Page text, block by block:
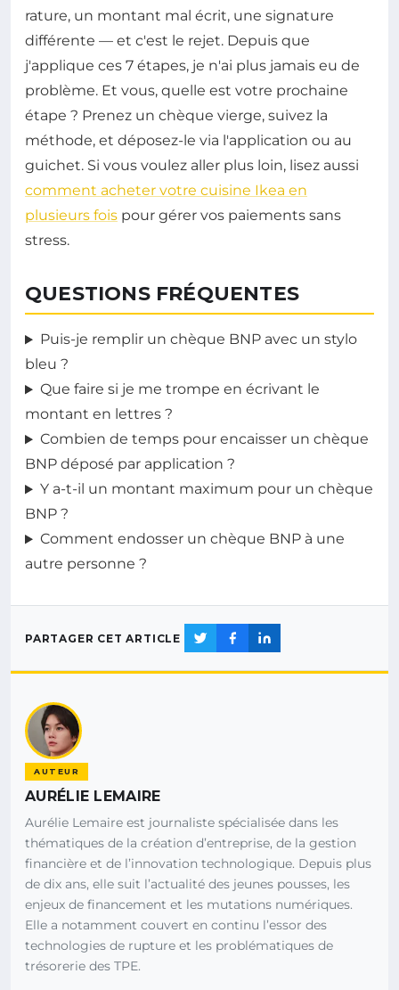
rature, un montant mal écrit, une signature
différente — et c'est le rejet. Depuis que
j'applique ces 7 étapes, je n'ai plus jamais eu de
problème. Et vous, quelle est votre prochaine
étape ? Prenez un chèque vierge, suivez la
méthode, et déposez-le via l'application ou au
guichet. Si vous voulez aller plus loin, lisez aussi
comment acheter votre cuisine Ikea en
plusieurs fois pour gérer vos paiements sans
stress.
QUESTIONS FRÉQUENTES
Puis-je remplir un chèque BNP avec un stylo
bleu ?
Que faire si je me trompe en écrivant le
montant en lettres ?
Combien de temps pour encaisser un chèque
BNP déposé par application ?
Y a-t-il un montant maximum pour un chèque
BNP ?
Comment endosser un chèque BNP à une
autre personne ?
PARTAGER CET ARTICLE
AUTEUR
AURÉLIE LEMAIRE
Aurélie Lemaire est journaliste spécialisée dans les
thématiques de la création d’entreprise, de la gestion
financière et de l’innovation technologique. Depuis plus
de dix ans, elle suit l’actualité des jeunes pousses, les
enjeux de financement et les mutations numériques.
Elle a notamment couvert en continu l’essor des
technologies de rupture et les problématiques de
trésorerie des TPE.